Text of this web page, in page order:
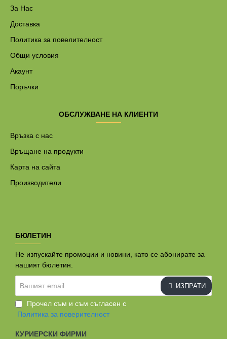
За Нас
Доставка
Политика за повелителност
Общи условия
Акаунт
Поръчки
ОБСЛУЖВАНЕ НА КЛИЕНТИ
Връзка с нас
Връщане на продукти
Карта на сайта
Производители
БЮЛЕТИН
Не изпускайте промоции и новини, като се абонирате за
нашият бюлетин.
email
ИЗПРАТИ
Прочел съм и съм съгласен с
Политика за поверителност
КУРИЕРСКИ ФИРМИ